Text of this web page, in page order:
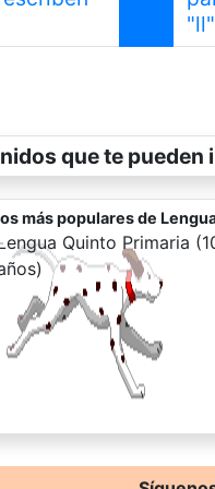
que te pueden
más populares de
Quinto Primaria